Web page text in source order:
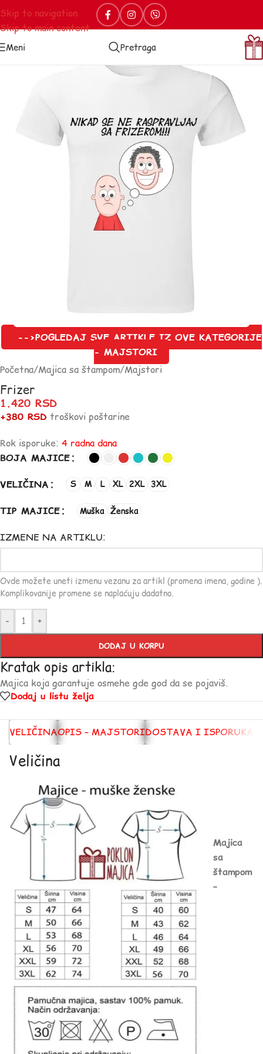
Skip to navigation
Skip to main content
Meni Pretraga
-->POGLEDAJ SVE ARTIKLE IZ OVE KATEGORIJE
- MAJSTORI
Početna/Majica sa štampom/Majstori
Frizer
1.420 RSD
+380 RSD troškovi poštarine
Rok isporuke: 4 radna dana
BOJA MAJICE
VELIČINA S M L XL 2XL 3XL
TIP MAJICE Muška Ženska
IZMENE NA ARTIKLU:
Ovde možete uneti izmenu vezanu za artikl (promena imena, godine ).
Komplikovanije promene se naplaćuju dadatno.
- +
DODAJ U KORPU
Kratak opis artikla:
Majica koja garantuje osmehe gde god da se pojaviš.
Dodaj u listu želja
VELIČINAOPIS – MAJSTORIDOSTAVA I ISPORUKA
Veličina
Majica
sa
štampom
–